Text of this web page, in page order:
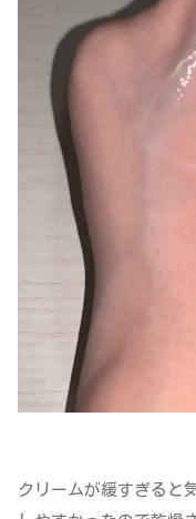
クリームが緩すぎると